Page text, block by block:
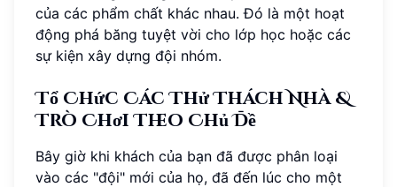
của các phẩm chất khác nhau. Đó là một hoạt
động phá băng tuyệt vời cho lớp học hoặc các
sự kiện xây dựng đội nhóm.
Tổ Chức Các Thử Thách Nhà &
Trò Chơi Theo Chủ Đề
Bây giờ khi khách của bạn đã được phân loại
vào các "đội" mới của họ, đã đến lúc cho một